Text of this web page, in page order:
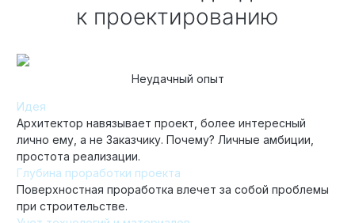
к проектированию
Неудачный опыт
Идея
Архитектор навязывает проект, более интересный
лично ему, а не Заказчику. Почему? Личные амбиции,
простота реализации.
Глубина проработки проекта
Поверхностная проработка влечет за собой проблемы
при строительстве.